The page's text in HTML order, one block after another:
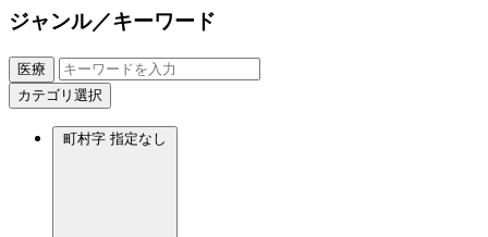
ジャンル／キーワード
医療
カテゴリ選択
町村字 指定なし